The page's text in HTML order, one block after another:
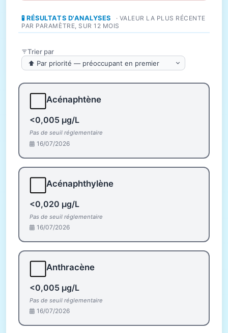
🧪 RÉSULTATS D'ANALYSES
· VALEUR LA PLUS RÉCENTE
PAR PARAMÈTRE, SUR 12 MOIS
Trier par
Acénaphtène
<0,005 µg/L
Pas de seuil réglementaire
16/07/2026
Acénaphthylène
<0,020 µg/L
Pas de seuil réglementaire
16/07/2026
Anthracène
<0,005 µg/L
Pas de seuil réglementaire
16/07/2026